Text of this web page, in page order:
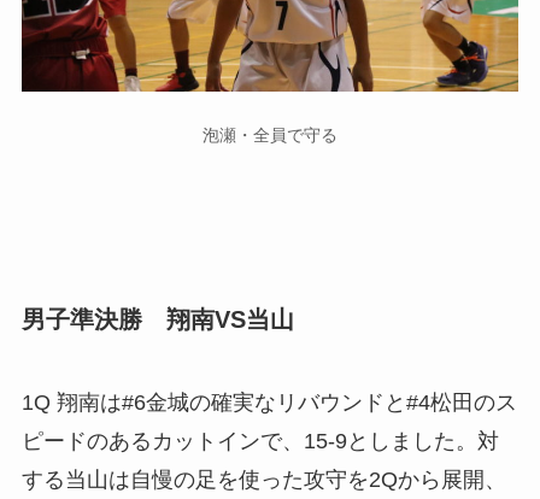
泡瀬・全員で守る
男子準決勝 翔南VS当山
1Q 翔南は#6金城の確実なリバウンドと#4松田のス
ピードのあるカットインで、15-9としました。対
する当山は自慢の足を使った攻守を2Qから展開、